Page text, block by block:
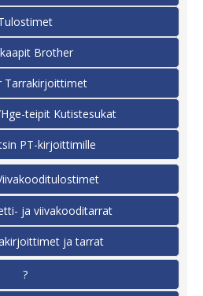
Brother
Tarrakirjoittimet
teipit Kutistesukat
PT-kirjoittimille
ja viivakooditarrat
ja tarrat
?